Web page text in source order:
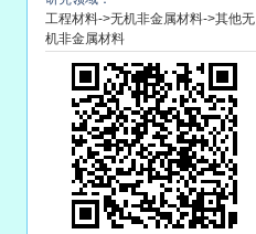
工程材料->无机非金属材料->其他无
机非金属材料